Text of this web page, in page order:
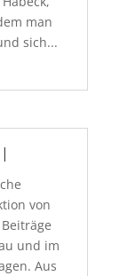
man
sich...
von
und im
Aus